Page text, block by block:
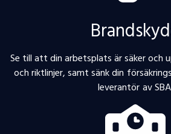
Se till att din arbetsplats är säker och
och riktlinjer, samt sänk din
leverantör av